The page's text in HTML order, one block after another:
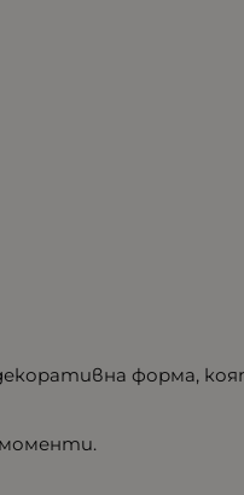
форма,
моменти.